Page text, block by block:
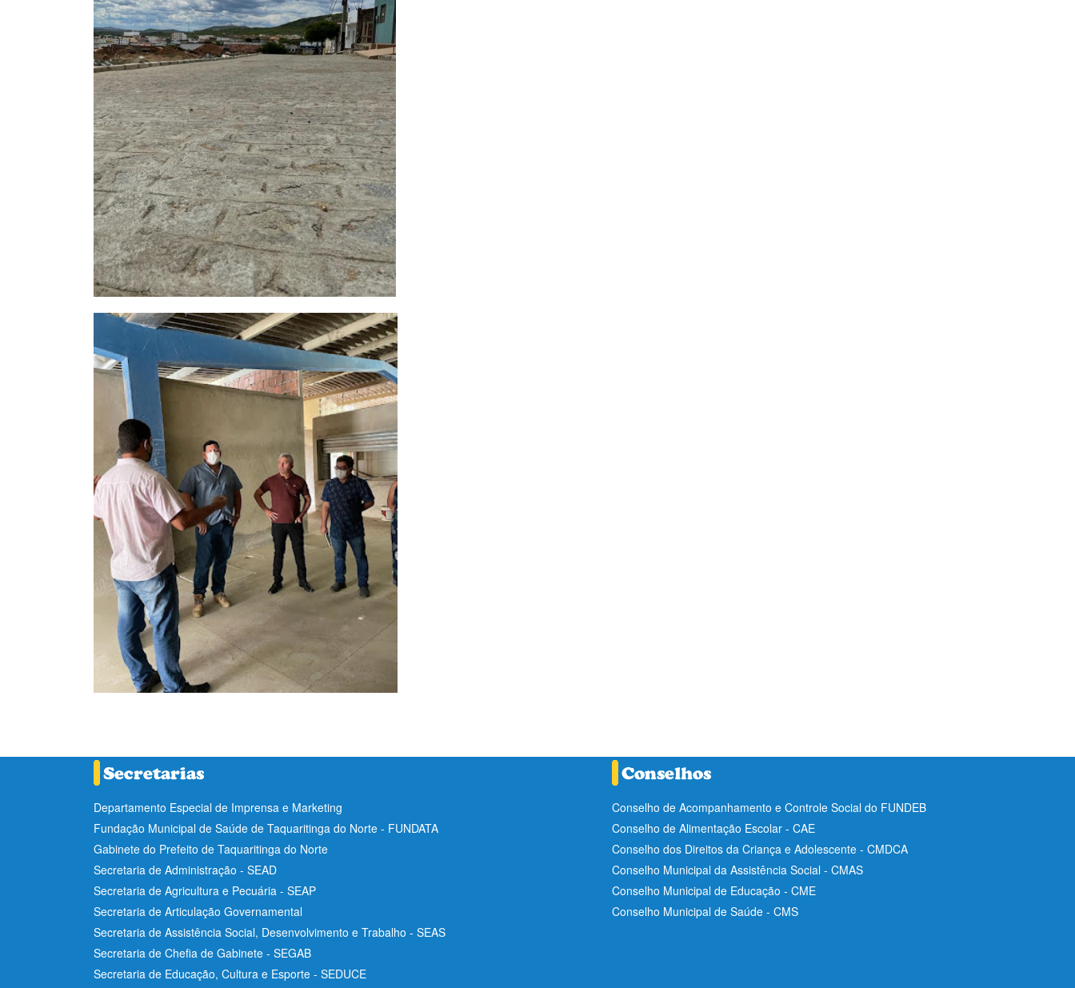
Departamento Especial de Imprensa e Marketing
Fundação Municipal de Saúde de Taquaritinga do Norte - FUNDATA
Gabinete do Prefeito de Taquaritinga do Norte
Secretaria de Administração - SEAD
Secretaria de Agricultura e Pecuária - SEAP
Secretaria de Articulação Governamental
Secretaria de Assistência Social, Desenvolvimento e Trabalho - SEAS
Secretaria de Chefia de Gabinete - SEGAB
Secretaria de Educação, Cultura e Esporte - SEDUCE
Conselho de Acompanhamento e Controle Social do FUNDEB
Conselho de Alimentação Escolar - CAE
Conselho dos Direitos da Criança e Adolescente - CMDCA
Conselho Municipal da Assistência Social - CMAS
Conselho Municipal de Educação - CME
Conselho Municipal de Saúde - CMS